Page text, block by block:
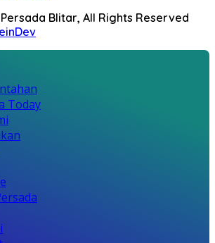
Blitar, All Rights Reserved
Today